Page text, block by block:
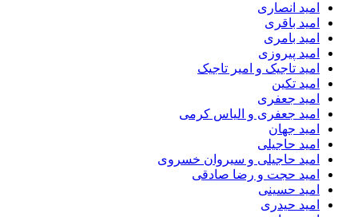
امید انصاری
امید باقری
امید بامری
امید پیروزی
امید تاجیک و امیر تاجیک
امید تکین
امید جعفری
امید جعفری و الیاس کرمی
امید جهان
امید حاجیلی
امید حاجیلی و سیروان خسروی
امید حجت و رضا صادقی
امید حسینی
امید حیدری